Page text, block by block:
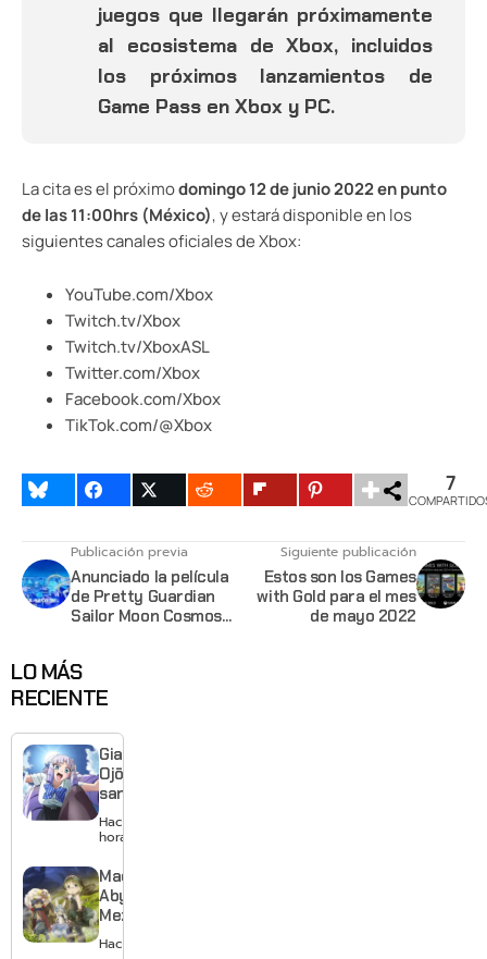
juegos que llegarán próximamente
al ecosistema de Xbox, incluidos
los próximos lanzamientos de
Game Pass en Xbox y PC.
La cita es el próximodomingo 12 de junio 2022 en punto
de las 11:00hrs (México), y estará disponible en los
siguientes canales oficiales de Xbox:
YouTube.com/Xbox
Twitch.tv/Xbox
Twitch.tv/XboxASL
Twitter.com/Xbox
Facebook.com/Xbox
TikTok.com/@Xbox
7
Publicación previa
Anunciado la película
de Pretty Guardian
Sailor Moon Cosmos
Siguiente publicación
Estos son los Games
with Gold para el mes
de mayo 2022
LO MÁS
RECIENTE
Giant
Ojō-
sama
revela
visual y
estreno
para
enero de
Hace 24
horas
Made in
Abyss:
Mezameru
Shinpi
revela
Hace 1 día